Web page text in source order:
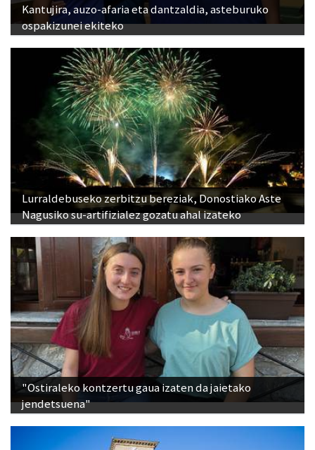
Kantujira, auzo-afaria eta dantzaldia, asteburuko
ospakizunei ekiteko
Lurraldebuseko zerbitzu bereziak, Donostiako Aste
Nagusiko su-artifizialez gozatu ahal izateko
"Ostiraleko kontzertu gaua izaten da jaietako
jendetsuena"